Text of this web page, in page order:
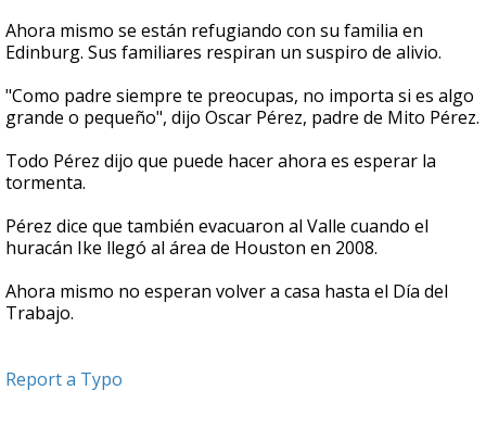
Ahora mismo se están refugiando con su familia en
Edinburg. Sus familiares respiran un suspiro de alivio.
"Como padre siempre te preocupas, no importa si es algo
grande o pequeño", dijo Oscar Pérez, padre de Mito Pérez.
Todo Pérez dijo que puede hacer ahora es esperar la
tormenta.
Pérez dice que también evacuaron al Valle cuando el
huracán Ike llegó al área de Houston en 2008.
Ahora mismo no esperan volver a casa hasta el Día del
Trabajo.
Report a Typo